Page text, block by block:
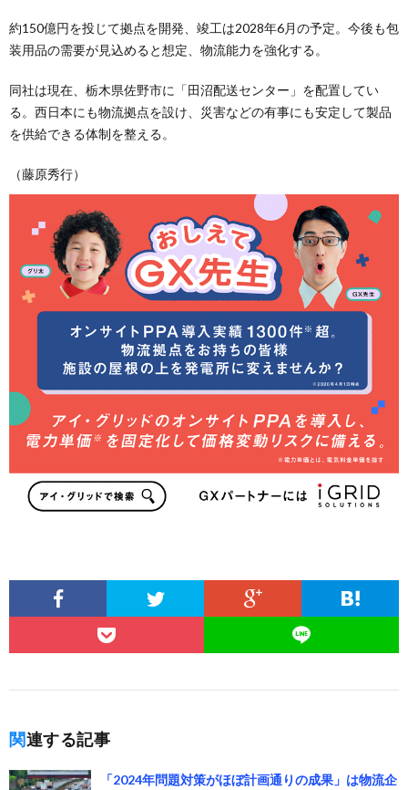
約150億円を投じて拠点を開発、竣工は2028年6月の予定。今後も包
装用品の需要が見込めると想定、物流能力を強化する。
同社は現在、栃木県佐野市に「田沼配送センター」を配置してい
る。西日本にも物流拠点を設け、災害などの有事にも安定して製品
を供給できる体制を整える。
（藤原秀行）
関連する記事
「2024年問題対策がほぼ計画通りの成果」は物流企